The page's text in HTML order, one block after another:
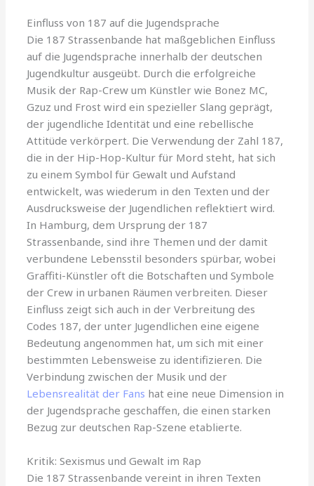
Einfluss von 187 auf die Jugendsprache
Die 187 Strassenbande hat maßgeblichen Einfluss
auf die Jugendsprache innerhalb der deutschen
Jugendkultur ausgeübt. Durch die erfolgreiche
Musik der Rap-Crew um Künstler wie Bonez MC,
Gzuz und Frost wird ein spezieller Slang geprägt,
der jugendliche Identität und eine rebellische
Attitüde verkörpert. Die Verwendung der Zahl 187,
die in der Hip-Hop-Kultur für Mord steht, hat sich
zu einem Symbol für Gewalt und Aufstand
entwickelt, was wiederum in den Texten und der
Ausdrucksweise der Jugendlichen reflektiert wird.
In Hamburg, dem Ursprung der 187
Strassenbande, sind ihre Themen und der damit
verbundene Lebensstil besonders spürbar, wobei
Graffiti-Künstler oft die Botschaften und Symbole
der Crew in urbanen Räumen verbreiten. Dieser
Einfluss zeigt sich auch in der Verbreitung des
Codes 187, der unter Jugendlichen eine eigene
Bedeutung angenommen hat, um sich mit einer
bestimmten Lebensweise zu identifizieren. Die
Verbindung zwischen der Musik und der
Lebensrealität der Fans hat eine neue Dimension in
der Jugendsprache geschaffen, die einen starken
Bezug zur deutschen Rap-Szene etablierte.
Kritik: Sexismus und Gewalt im Rap
Die 187 Strassenbande vereint in ihren Texten